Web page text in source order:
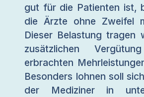
gut für die Patienten ist,
die Ärzte ohne Zweifel
Dieser Belastung tragen
zusätzlichen
erbrachten
Besonders lohnen soll
der Mediziner in